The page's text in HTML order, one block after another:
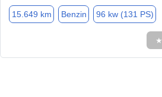
15.649 km Benzin 96 kw (131 PS)
★